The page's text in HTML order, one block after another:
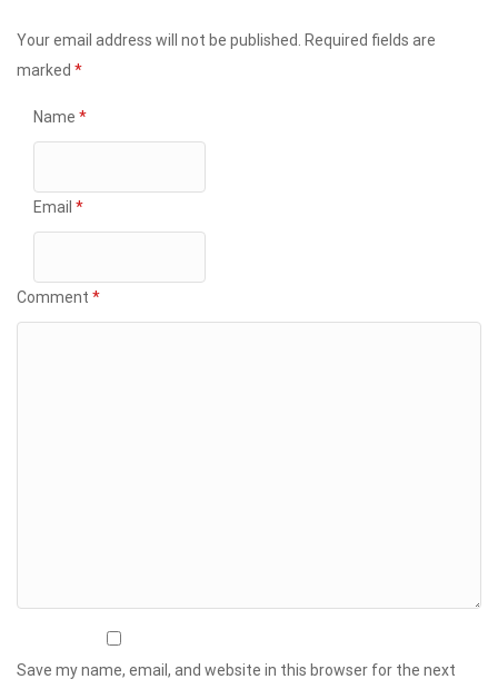
Your email address will not be published.
Required fields are
marked *
Name *
Email *
Comment *
Save my name, email, and website in this browser for the next